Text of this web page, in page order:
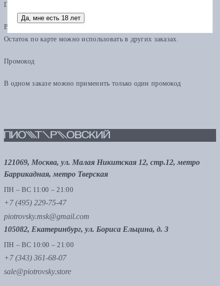
Подарочная карта
В одном заказе можно применить только одну подарочную карту.
Остаток по карте можно использовать в других заказах.
Промокод
В одном заказе можно применить только один промокод
121069, Москва, ул. Малая Никитская 12, стр.12, метро
Баррикадная, метро Тверская
ПН – ВС 11:00 – 21:00
+7 (495) 229-75-47
piotrovsky.msk@gmail.com
105082, Екатеринбург, ул. Бориса Ельцина, д. 3
ПН – ВС 10:00 – 21:00
+7 (343) 361-68-07
sale@piotrovsky.store
Да, мне есть 18 лет